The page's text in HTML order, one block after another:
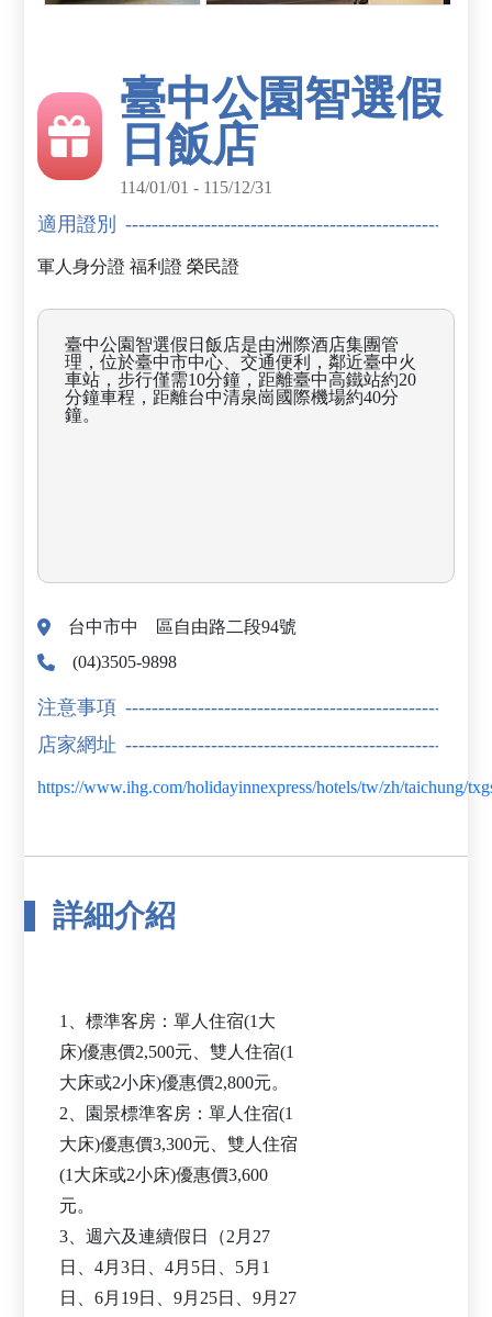
臺中公園智選假
日飯店
114/01/01 - 115/12/31
適用證別
軍人身分證 福利證 榮民證
臺中公園智選假日飯店是由洲際酒店集團管
理，位於臺中市中心、交通便利，鄰近臺中火
車站，步行僅需10分鐘，距離臺中高鐵站約20
分鐘車程，距離台中清泉崗國際機場約40分
鐘。
台中市中 區自由路二段94號
(04)3505-9898
注意事項
店家網址
https://www.ihg.com/holidayinnexpress/hotels/tw/zh/taichung/
詳細介紹
1、標準客房：單人住宿(1大
床)優惠價2,500元、雙人住宿(1
大床或2小床)優惠價2,800元。
2、園景標準客房：單人住宿(1
大床)優惠價3,300元、雙人住宿
(1大床或2小床)優惠價3,600
元。
3、週六及連續假日（2月27
日、4月3日、4月5日、5月1
日、6月19日、9月25日、9月27